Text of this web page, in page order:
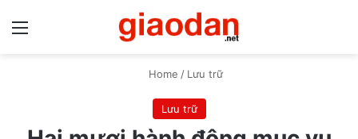
Home / Lưu trữ
Lưu trữ